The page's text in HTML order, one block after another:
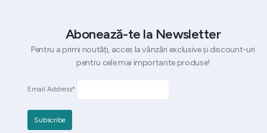
Abonează-te la Newsletter
Pentru a primi noutăți, acces la vânzări exclusive și discount-uri
pentru cele mai importante produse!
Email Address*